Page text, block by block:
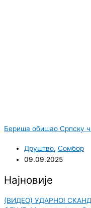
Бериша обишао Српску
Друштво, Сомбор
09.09.2025
Најновије
(ВИДЕО) УДАРНО!